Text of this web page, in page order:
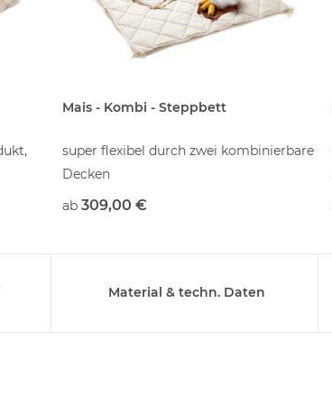
Mais - Kombi - Steppbett
super flexibel durch zwei kombinierbare
Decken
ab 309,00 €
Material & techn. Daten